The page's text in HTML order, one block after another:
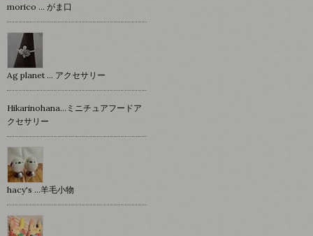
morico … がま口
Ag planet … アクセサリー
Hikarinohana…ミニチュアフードア
クセサリー
hacy's …羊毛小物